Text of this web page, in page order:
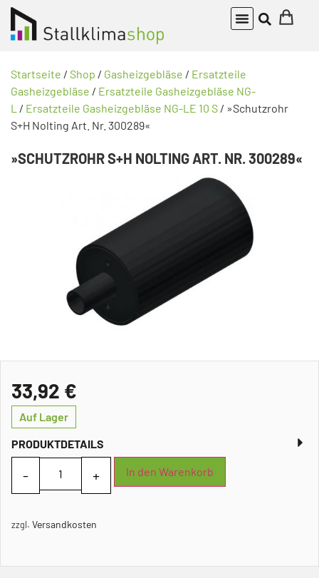
Startseite / Shop / Gasheizgebläse / Ersatzteile
Gasheizgebläse / Ersatzteile Gasheizgebläse NG-
L / Ersatzteile Gasheizgebläse NG-LE 10 S / »Schutzrohr
S+H Nolting Art. Nr. 300289«
»SCHUTZROHR S+H NOLTING ART. NR. 300289«
33,92 €
Auf Lager
PRODUKTDETAILS
In den Warenkorb
zzgl. Versandkosten